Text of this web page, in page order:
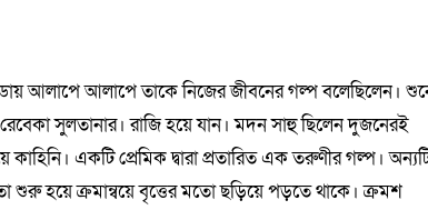
আলাপে তাকে নিজের জীবনের গল্প বলেছিলেন।
সুলতানার। রাজি হয়ে যান। মদন সাহু ছিলেন দুজনেরই
কাহিনি। একটি প্রেমিক দ্বারা প্রতারিত এক তরুণীর গল্প।
শুরু হয়ে ক্রমান্বয়ে বৃত্তের মতো ছড়িয়ে পড়তে থাকে। ক্রমশ